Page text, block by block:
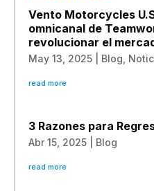
Vento Motorcycles
omnicanal de
revolucionar el
May 13, 2025 Blog
read more
3 Razones para
Abr 15, 2025 Blog
read more